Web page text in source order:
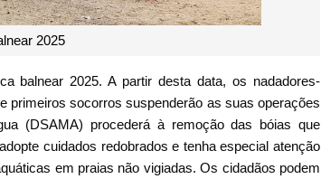
2025
balnear 2025. A partir desta data, os nadadores-
primeiros socorros suspenderão as suas operações
(DSAMA) procederá à remoção das bóias que
cuidados redobrados e tenha especial atenção
em praias não vigiadas. Os cidadãos podem